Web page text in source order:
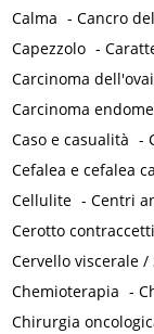
Calma -Cancro
Capezzolo -
Carcinoma
Carcinoma
Caso e casualità -
Cefalea e cefalea
Cellulite -Centri
Cerotto
Cervello viscerale
Chemioterapia -
Chirurgia